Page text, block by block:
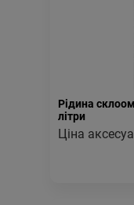
Рідина
літри
Ціна